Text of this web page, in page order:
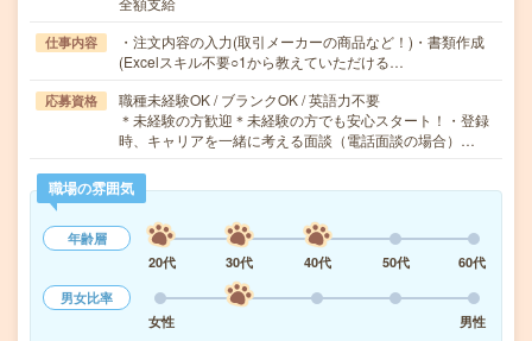
仕事内容
・注文内容の入力(取引メーカーの商品など！)・書類作成
(Excelスキル不要○1から教えていただける…
応募資格
職種未経験OK / ブランクOK / 英語力不要
＊未経験の方歓迎＊未経験の方でも安心スタート！・登録
時、キャリアを一緒に考える面談（電話面談の場合）…
職場の雰囲気
年齢層
20代
30代 40代 50代
60代
男女比率
女性
男性